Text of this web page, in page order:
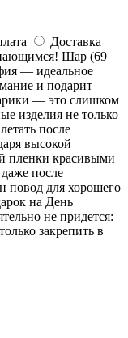
Доставка
Шар (69
— идеальное
и подарит
— это слишком
изделия не только
после
высокой
пленки красивыми
после
повод для хорошего
на День
не придется:
закрепить в